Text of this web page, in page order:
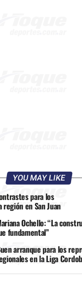
YOU MAY LIKE
para los
en San Juan
Ochello: “La
fundamental”
arranque para los
en la Liga